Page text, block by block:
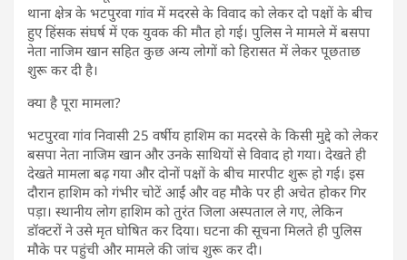
थाना क्षेत्र के भटपुरवा गांव में मदरसे के विवाद को लेकर दो पक्षों के बीच
हुए हिंसक संघर्ष में एक युवक की मौत हो गई। पुलिस ने मामले में बसपा
नेता नाजिम खान सहित कुछ अन्य लोगों को हिरासत में लेकर पूछताछ
शुरू कर दी है।
क्या है पूरा मामला?
भटपुरवा गांव निवासी 25 वर्षीय हाशिम का मदरसे के किसी मुद्दे को लेकर
बसपा नेता नाजिम खान और उनके साथियों से विवाद हो गया। देखते ही
देखते मामला बढ़ गया और दोनों पक्षों के बीच मारपीट शुरू हो गई। इस
दौरान हाशिम को गंभीर चोटें आईं और वह मौके पर ही अचेत होकर गिर
पड़ा। स्थानीय लोग हाशिम को तुरंत जिला अस्पताल ले गए, लेकिन
डॉक्टरों ने उसे मृत घोषित कर दिया। घटना की सूचना मिलते ही पुलिस
मौके पर पहुंची और मामले की जांच शुरू कर दी।